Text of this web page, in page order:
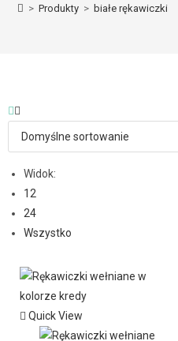
> Produkty > białe rękawiczki
Widok:
12
24
Wszystko
Quick View